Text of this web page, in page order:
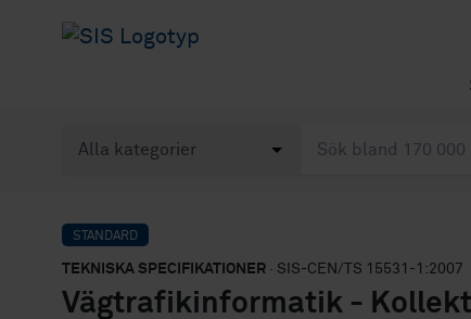
STANDARD
TEKNISKA SPECIFIKATIONER · SIS-CEN/TS 15531-1:2007
Vägtrafikinformatik -